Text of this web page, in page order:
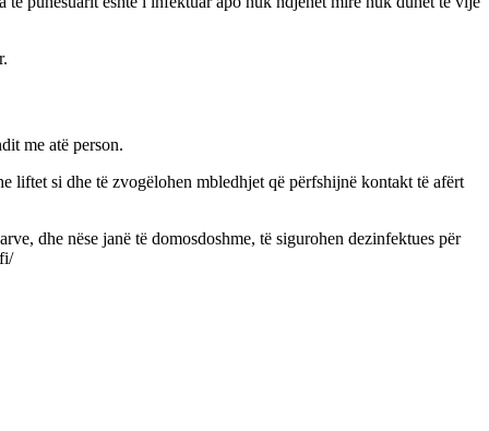
me atë person.
liftet si dhe të zvogëlohen mbledhjet që përfshijnë kontakt të afërt
dhe nëse janë të domosdoshme, të sigurohen dezinfektues për